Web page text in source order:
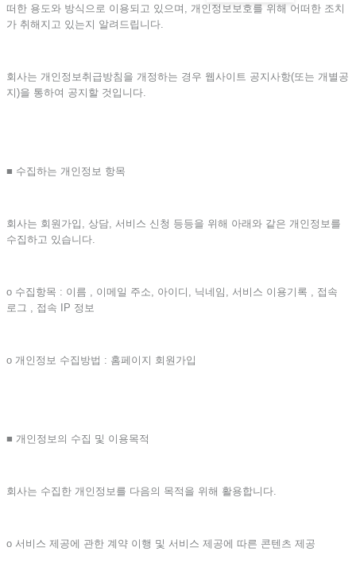
떠한 용도와 방식으로 이용되고 있으며, 개인정보보호를 위해 어떠한 조치
가 취해지고 있는지 알려드립니다.
회사는 개인정보취급방침을 개정하는 경우 웹사이트 공지사항(또는 개별공
지)을 통하여 공지할 것입니다.
■ 수집하는 개인정보 항목
회사는 회원가입, 상담, 서비스 신청 등등을 위해 아래와 같은 개인정보를
수집하고 있습니다.
ο 수집항목 : 이름 , 이메일 주소, 아이디, 닉네임, 서비스 이용기록 , 접속
로그 , 접속 IP 정보
ο 개인정보 수집방법 : 홈페이지 회원가입
■ 개인정보의 수집 및 이용목적
회사는 수집한 개인정보를 다음의 목적을 위해 활용합니다.
ο 서비스 제공에 관한 계약 이행 및 서비스 제공에 따른 콘텐츠 제공